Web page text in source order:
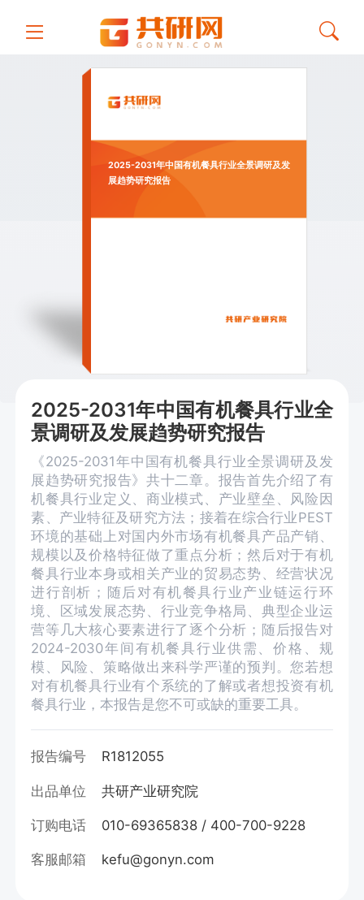
2025-2031年中国有机餐具行业全景调研及发
展趋势研究报告
2025-2031年中国有机餐具行业全
景调研及发展趋势研究报告
《2025-2031年中国有机餐具行业全景调研及发
展趋势研究报告》共十二章。报告首先介绍了有
机餐具行业定义、商业模式、产业壁垒、风险因
素、产业特征及研究方法；接着在综合行业PEST
环境的基础上对国内外市场有机餐具产品产销、
规模以及价格特征做了重点分析；然后对于有机
餐具行业本身或相关产业的贸易态势、经营状况
进行剖析；随后对有机餐具行业产业链运行环
境、区域发展态势、行业竞争格局、典型企业运
营等几大核心要素进行了逐个分析；随后报告对
2024-2030年间有机餐具行业供需、价格、规
模、风险、策略做出来科学严谨的预判。您若想
对有机餐具行业有个系统的了解或者想投资有机
餐具行业，本报告是您不可或缺的重要工具。
报告编号 R1812055
出品单位 共研产业研究院
订购电话 010-69365838 / 400-700-9228
客服邮箱 kefu@gonyn.com